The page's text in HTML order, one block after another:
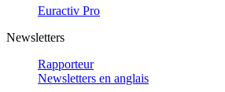
Euractiv Pro
Newsletters
Rapporteur
Newsletters en anglais